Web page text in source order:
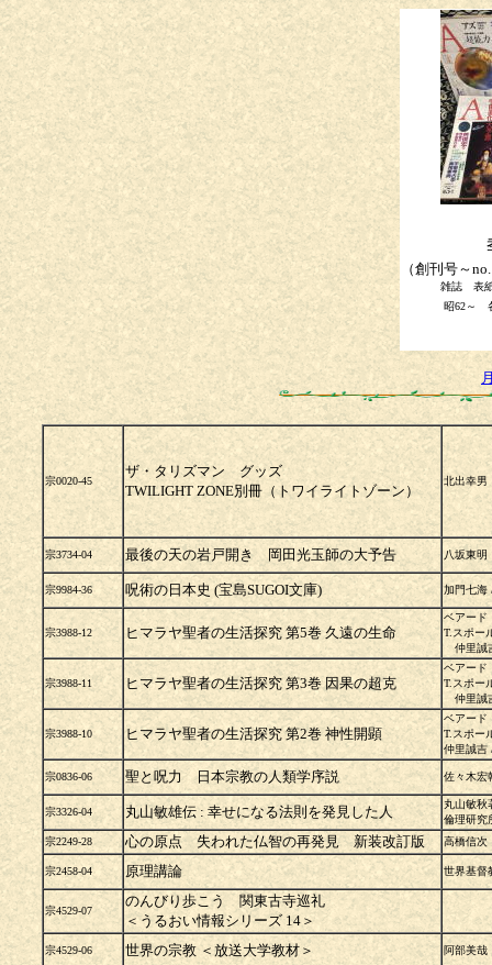
（創刊号～
雑誌 表
昭62～
宗0020-45
ザ・タリズマン グッズ
TWILIGHT ZONE別冊（トワイライトゾーン）
北出幸
宗3734-04 最後の天の岩戸開き 岡田光玉師の大予告 八坂東明
宗9984-36 呪術の日本史 (宝島SUGOI文庫) 加門七海
宗3988-12 ヒマラヤ聖者の生活探究 第5巻 久遠の生命
ベアード
T.スポー
仲里誠
宗3988-11 ヒマラヤ聖者の生活探究 第3巻 因果の超克
ベアード
T.スポー
仲里誠
宗3988-10 ヒマラヤ聖者の生活探究 第2巻 神性開顕
ベアード
T.スポ
仲里誠吉
宗0836-06 聖と呪力 日本宗教の人類学序説 佐々木宏
宗3326-04 丸山敏雄伝 : 幸せになる法則を発見した人
丸山敏秋
倫理研究
宗2249-28
心の原点 失われた仏智の再発見 新装改訂版 高橋信次
宗2458-04 原理講論 世界基督
宗4529-07
のんびり歩こう 関東古寺巡礼
＜うるおい情報シリーズ 14＞
宗4529-06 世界の宗教 ＜放送大学教材＞ 阿部美哉